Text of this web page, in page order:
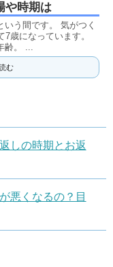
や時期は
う間です。 気がつく
歳になっています。
齢。 ...
む
しの時期とお返
悪くなるの？目